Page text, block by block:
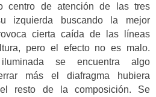
centro de atención de las tres
izquierda buscando la mejor
cierta caída de las líneas
pero el efecto no es malo.
se encuentra algo
más el diafragma hubiera
el resto de la composición. Se